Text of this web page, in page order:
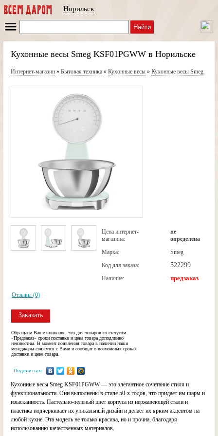
Норильск
Найти
Кухонные весы Smeg KSF01PGWW в Норильске
Интернет-магазин» Бытовая техника» Кухонные весы» Кухонные весы Smeg
Цена интернет-
магазина:
не
определена
Марка:
Smeg
Код для заказа:
522299
Наличие: предзаказ
Отзывы (0)
Заказать
Обращаем Ваше внимание, что для товаров со статусом
«Предзаказ» сроки поставки и цена товара доподлинно
неизвестны. В момент появления товара в наличии наши
менеджеры свяжутся с Вами и сообщат о возможных сроках
доставки и цене товара.
Поделиться
Кухонные весы Smeg KSF01PGWW — это элегантное сочетание стиля и
функциональности. Они выполнены в стиле 50-х годов, что придает им шарм и
изысканность. Пастельно-зеленый цвет корпуса из нержавеющей стали и
пластика подчеркивает их уникальный дизайн и делает их ярким акцентом на
любой кухне. Эта модель не только красива, но и прочна, благодаря
использованию качественных материалов.